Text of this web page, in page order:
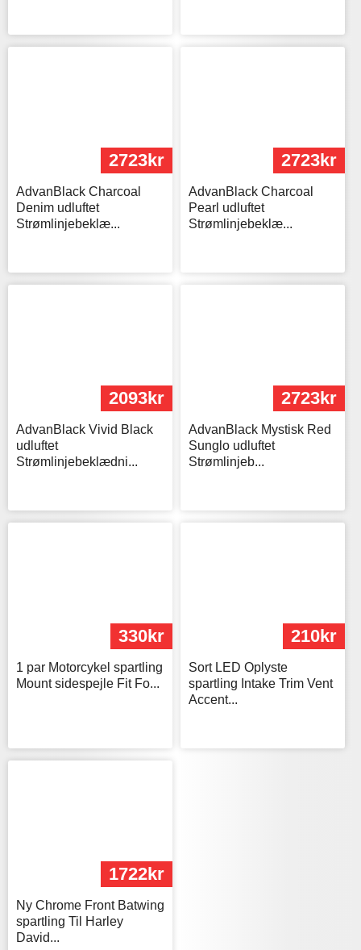
2723kr
AdvanBlack Charcoal
Denim udluftet
Strømlinjebeklæ...
2723kr
AdvanBlack Charcoal
Pearl udluftet
Strømlinjebeklæ...
2093kr
AdvanBlack Vivid Black
udluftet
Strømlinjebeklædni...
2723kr
AdvanBlack Mystisk Red
Sunglo udluftet
Strømlinjeb...
330kr
1 par Motorcykel spartling
Mount sidespejle Fit Fo...
210kr
Sort LED Oplyste
spartling Intake Trim Vent
Accent...
1722kr
Ny Chrome Front Batwing
spartling Til Harley
David...